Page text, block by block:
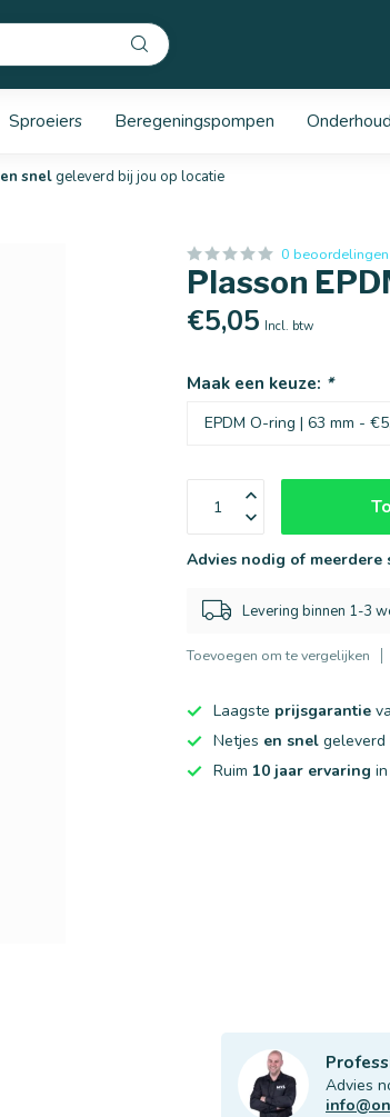
Sproeiers Beregeningspompen
en snelgeleverd bij jou op locatie
0 beoordelingen
Plasson
€5,05 Incl. btw
Maak een keuze: *
Advies nodig of meerdere
Levering binnen 1-3
Toevoegen om te vergelijken
Laagste prijsgarantie
Netjes en snel geleverd
Ruim 10 jaar ervaring
Advies